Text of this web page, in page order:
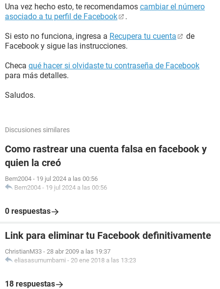
Una vez hecho esto, te recomendamos cambiar el número
asociado a tu perfil de Facebook
.
Si esto no funciona, ingresa a Recupera tu cuenta
de
Facebook y sigue las instrucciones.
Checa qué hacer si olvidaste tu contraseña de Facebook
para más detalles.
Saludos.
Discusiones similares
Como rastrear una cuenta falsa en facebook y
quien la creó
Bem2004 - 19 jul 2024 a las 00:56
Bem2004 - 19 jul 2024 a las 00:56
0 respuestas
Link para eliminar tu Facebook definitivamente
ChristianM33 - 28 abr 2009 a las 19:37
eliasasumumbami - 20 ene 2018 a las 13:23
18 respuestas